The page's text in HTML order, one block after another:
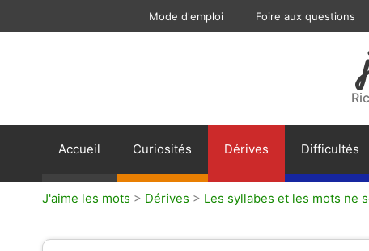
Mode d'emploi Foire aux questions
Accueil Curiosités Dérives Difficultés
J'aime les mots > Dérives > Les syllabes et les mots ne